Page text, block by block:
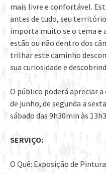
mais livre e confortável.
antes de tudo, seu
importa muito se o tema e
estão ou não dentro dos
trilhar este caminho
sua curiosidade e
O público poderá apreciar
de junho, de segunda a
sábado das 9h30min às
SERVIÇO:
O Quê: Exposição de